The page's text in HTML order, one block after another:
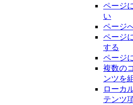
ページ
い
ページ
ページ
する
ページ
複数の
ンツを
ローカ
テンツ